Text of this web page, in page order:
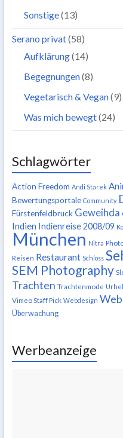
Sonstige(13)
Serano privat(58)
Aufklärung(14)
Begegnungen(8)
Vegetarisch & Vegan(9)
Was mich bewegt(24)
Schlagwörter
Action Freedom Andi Starek
Bewertungsportale Community
Fürstenfeldbruck Geweihda
Indien Indienreise 2008/09
München Nitra
Reisen Restaurant Schloss
SEM Photography
Trachten Trachtenmode
Vimeo Staff Pick Webdesign
Überwachung
Werbeanzeige